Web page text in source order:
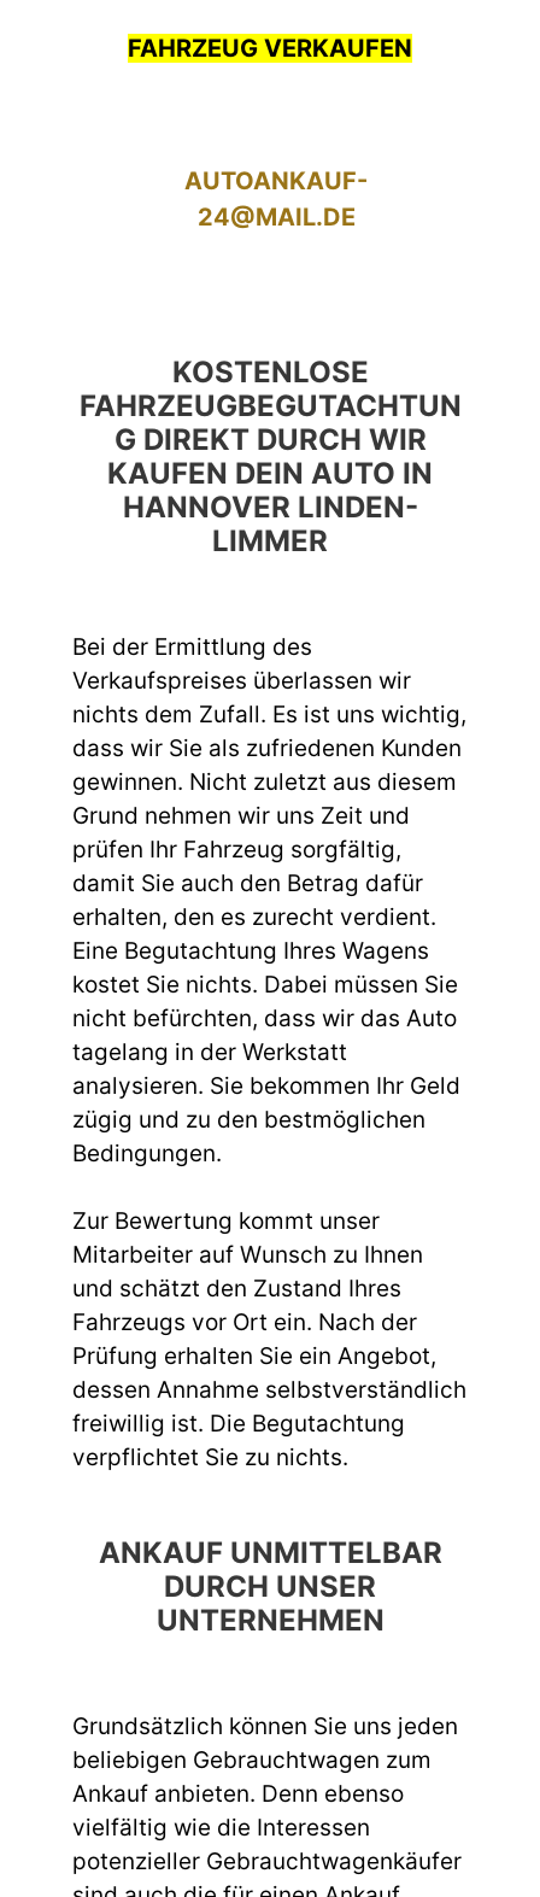
FAHRZEUG VERKAUFEN
AUTOANKAUF-
24@MAIL.DE
KOSTENLOSE
FAHRZEUGBEGUTACHTUN
G DIREKT DURCH WIR
KAUFEN DEIN AUTO IN
HANNOVER LINDEN-
LIMMER
Bei der Ermittlung des
Verkaufspreises überlassen wir
nichts dem Zufall. Es ist uns wichtig,
dass wir Sie als zufriedenen Kunden
gewinnen. Nicht zuletzt aus diesem
Grund nehmen wir uns Zeit und
prüfen Ihr Fahrzeug sorgfältig,
damit Sie auch den Betrag dafür
erhalten, den es zurecht verdient.
Eine Begutachtung Ihres Wagens
kostet Sie nichts. Dabei müssen Sie
nicht befürchten, dass wir das Auto
tagelang in der Werkstatt
analysieren. Sie bekommen Ihr Geld
zügig und zu den bestmöglichen
Bedingungen.
Zur Bewertung kommt unser
Mitarbeiter auf Wunsch zu Ihnen
und schätzt den Zustand Ihres
Fahrzeugs vor Ort ein. Nach der
Prüfung erhalten Sie ein Angebot,
dessen Annahme selbstverständlich
freiwillig ist. Die Begutachtung
verpflichtet Sie zu nichts.
ANKAUF UNMITTELBAR
DURCH UNSER
UNTERNEHMEN
Grundsätzlich können Sie uns jeden
beliebigen Gebrauchtwagen zum
Ankauf anbieten. Denn ebenso
vielfältig wie die Interessen
potenzieller Gebrauchtwagenkäufer